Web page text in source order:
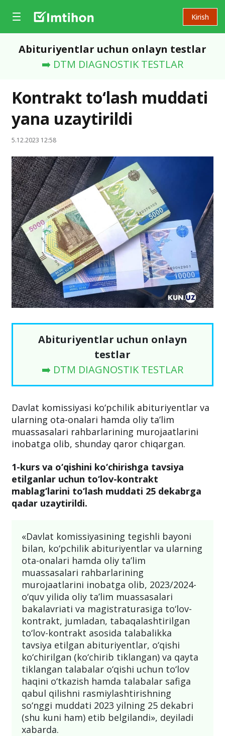
Kirish
Abituriyentlar uchun onlayn testlar
➡️ DTM DIAGNOSTIK TESTLAR
Kontrakt to‘lash muddati
yana uzaytirildi
5.12.2023 12:58
Abituriyentlar uchun onlayn
testlar
➡️ DTM DIAGNOSTIK TESTLAR
Davlat komissiyasi ko‘pchilik abituriyentlar va
ularning ota-onalari hamda oliy ta’lim
muassasalari rahbarlarining murojaatlarini
inobatga olib, shunday qaror chiqargan.
1-kurs va o‘qishini ko‘chirishga tavsiya
etilganlar uchun to‘lov-kontrakt
mablag‘larini to‘lash muddati 25 dekabrga
qadar uzaytirildi.
«Davlat komissiyasining tegishli bayoni
bilan, ko‘pchilik abituriyentlar va ularning
ota-onalari hamda oliy ta’lim
muassasalari rahbarlarining
murojaatlarini inobatga olib, 2023/2024-
o‘quv yilida oliy ta’lim muassasalari
bakalavriati va magistraturasiga to‘lov-
kontrakt, jumladan, tabaqalashtirilgan
to‘lov-kontrakt asosida talabalikka
tavsiya etilgan abituriyentlar, o‘qishi
ko‘chirilgan (ko‘chirib tiklangan) va qayta
tiklangan talabalar o‘qishi uchun to‘lov
haqini o‘tkazish hamda talabalar safiga
qabul qilishni rasmiylashtirishning
so‘nggi muddati 2023 yilning 25 dekabri
(shu kuni ham) etib belgilandi», deyiladi
xabarda.